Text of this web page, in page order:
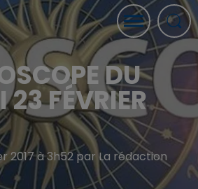
DU
23 FÉVRIER
2017 à 3h52 par La rédaction